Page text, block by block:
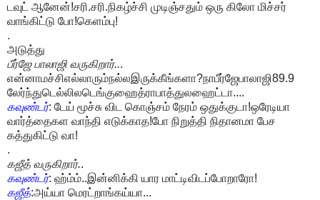
டவுட் ஆனேன்!சரி.சரி.நிகழ்ச்சி முடிஞ்சதும் ஒரு கிலோ மிச்சர்
வாங்கிட்டு போ!கெளம்பு!
.
அடுத்து
பீர்ஜே பாலாஜி வருகிறார்...
என்னாமச்சிஎல்லாரும்நல்லஇருக்கீங்களா?நாபீர்ஜேபாலாஜி89.9
லேர்ந்துடெல்லிலடெங்குஹைத்ராபாத்துலஹைட்டா....
கவுண்டர்: டேய் மூச்சு விட கொஞ்சம் நேரம் ஒதுக்குடா!ஒரேடியா
வார்த்தைகள வாந்தி எடுக்காத!போ நிறுத்தி நிதானமா பேச
கத்துகிட்டு வா!
.
கஜீத் வருகிறார்..
கவுண்டர்: ஹ்ம்ம்..இன்னிக்கி யார மாட்டிவிடப்போறாரோ!
கஜீத்:அய்யா மெரட்றாங்கய்யா...